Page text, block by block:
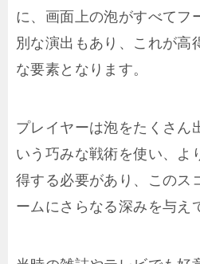
に、画面上の泡がすべてフ
別な演出もあり、これが高
な要素となります。
プレイヤーは泡をたくさん
いう巧みな戦術を使い、よ
得する必要があり、このス
ームにさらなる深みを与え